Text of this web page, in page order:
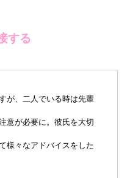
する
が、二人でいる時は先輩
意が必要に。彼氏を大切
様々なアドバイスをした